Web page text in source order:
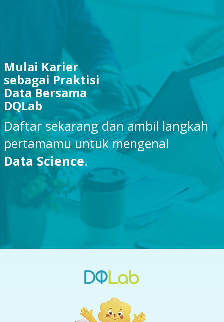
Mulai Karier
sebagai Praktisi
Data Bersama
DQLab
Daftar sekarang dan ambil langkah
pertamamu untuk mengenal
Data Science.